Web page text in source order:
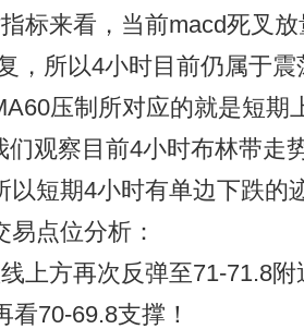
来看，当前macd死叉放
，所以4小时目前仍属于
压制所对应的就是短期
们观察目前4小时布林带走
以短期4小时有单边下跌的
点位分析：
方再次反弹至71-71.8附
看70-69.8支撑！